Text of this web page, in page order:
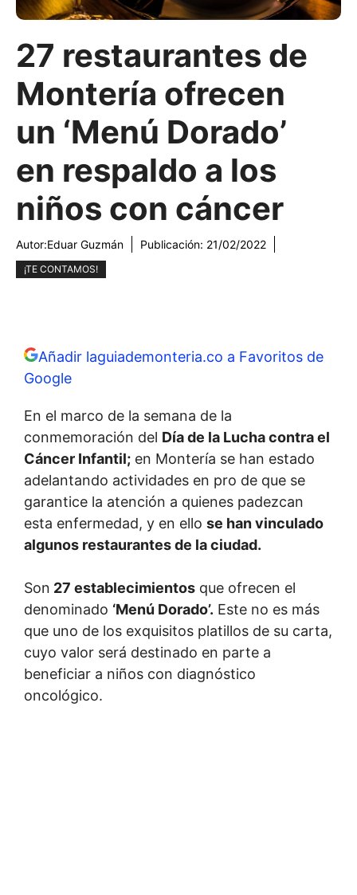
27 restaurantes de
Montería ofrecen
un ‘Menú Dorado’
en respaldo a los
niños con cáncer
Autor:Eduar Guzmán Publicación: 21/02/2022
¡TE CONTAMOS!
Añadir laguiademonteria.co a Favoritos de
Google
En el marco de la semana de la
conmemoración del Día de la Lucha contra el
Cáncer Infantil; en Montería se han estado
adelantando actividades en pro de que se
garantice la atención a quienes padezcan
esta enfermedad, y en ello se han vinculado
algunos restaurantes de la ciudad.
Son 27 establecimientos que ofrecen el
denominado ‘Menú Dorado’. Este no es más
que uno de los exquisitos platillos de su carta,
cuyo valor será destinado en parte a
beneficiar a niños con diagnóstico
oncológico.